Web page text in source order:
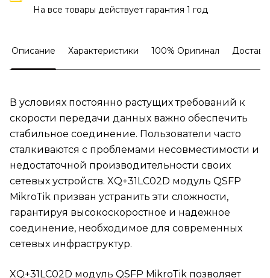
На все товары действует гарантия 1 год
Описание Характеристики 100% Оригинал
В условиях постоянно растущих требований к
скорости передачи данных важно обеспечить
стабильное соединение. Пользователи часто
сталкиваются с проблемами несовместимости и
недостаточной производительности своих
сетевых устройств. XQ+31LC02D модуль QSFP
MikroTik призван устранить эти сложности,
гарантируя высокоскоростное и надежное
соединение, необходимое для современных
сетевых инфраструктур.
XQ+31LC02D модуль QSFP MikroTik позволяет